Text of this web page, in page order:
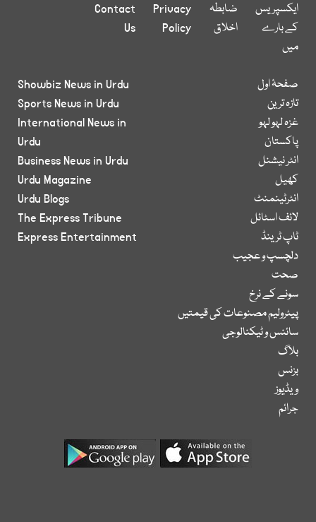
ایکسپریس
کے بارے
میں
ضابطہ
اخلاق
Privacy
Policy
Contact
Us
صفحۂ اول
تازہ ترین
غزہ لہو لہو
پاکستان
انٹر نیشنل
کھیل
انٹرٹینمنٹ
لائف اسٹائل
ٹاپ ٹرینڈ
دلچسپ و عجیب
صحت
سونے کے نرخ
پیٹرولیم مصنوعات کی قیمتیں
سائنس و ٹیکنالوجی
بلاگ
بزنس
ویڈیوز
جرائم
Showbiz News in Urdu
Sports News in Urdu
International News in
Urdu
Business News in Urdu
Urdu Magazine
Urdu Blogs
The Express Tribune
Express Entertainment